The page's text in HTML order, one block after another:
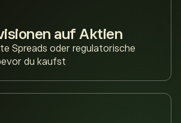
auf Aktien
Spreads oder regulatorische
du kaufst